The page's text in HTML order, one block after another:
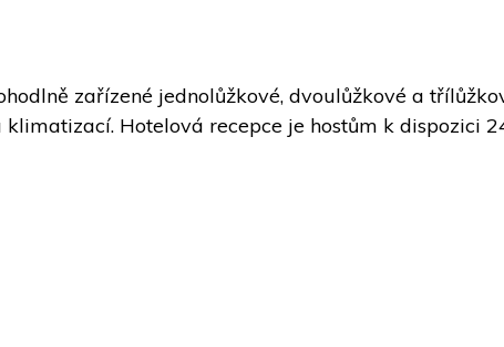
zařízené jednolůžkové, dvoulůžkové a
Hotelová recepce je hostům k dispozici